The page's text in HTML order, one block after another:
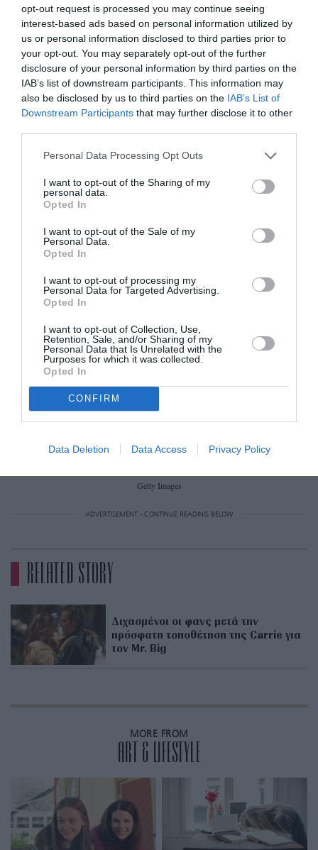
opt-out request is processed you may continue seeing
interest-based ads based on personal information utilized by
us or personal information disclosed to third parties prior to
your opt-out. You may separately opt-out of the further
disclosure of your personal information by third parties on the
IAB’s list of downstream participants. This information may
also be disclosed by us to third parties on the IAB’s List of
Downstream Participants that may further disclose it to other
Personal Data Processing Opt Outs
I want to opt-out of the Sharing of my
personal data.
Opted In
I want to opt-out of the Sale of my
Personal Data.
Opted In
I want to opt-out of processing my
Personal Data for Targeted Advertising.
Opted In
I want to opt-out of Collection, Use,
Retention, Sale, and/or Sharing of my
Personal Data that Is Unrelated with the
Purposes for which it was collected.
Opted In
CONFIRM
Data Deletion Data Access Privacy Policy
ήταν απόλυτα εσκεμμένη. Η λάμψη, το χρώμα,
και η αίσθηση του «λάθους» ήταν το απόλυτο
fashion statement. Η θεωρία του λάθος
παπουτσιού, στην πιο εκλεπτυσμένη εκδοχή της.
Getty Images
ADVERTISEMENT - CONTINUE READING BELOW
RELATED STORY
Διχασμένοι οι φανς μετά την
πρόσφατη τοποθέτηση της Carrie για
τον Mr. Big
MORE FROM
ART & LIFESTYLE